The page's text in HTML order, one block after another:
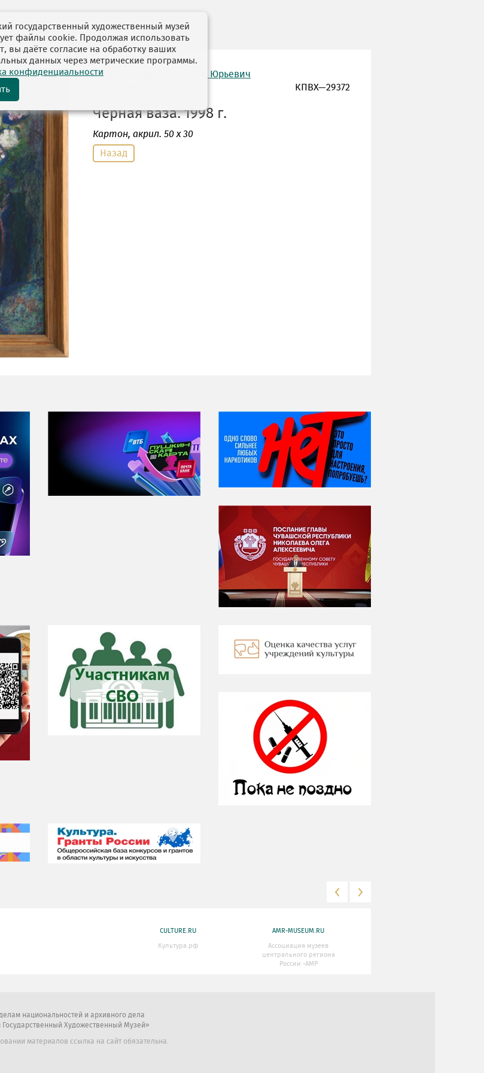
автор: Вдовичев Максим Юрьевич
КПВХ—29372
Черная ваза. 1998 г.
Картон, акрил. 50 х 30
Назад
НИ ДНЯ БЕЗ ДАТЫ...
06 августа
Яков Яковлевич
Вебер
CULTURE.RU
Культура.рф
AMR-MUSEUM.RU
Ассоциация музеев
центрального региона
России -АМР
национальностей и архивного дела
Художественный Музей»
материалов ссылка на сайт обязательна.
государственный художественный музей
файлы cookie. Продолжая использовать
вы даёте согласие на обработку ваших
данных через метрические программы.
конфиденциальности